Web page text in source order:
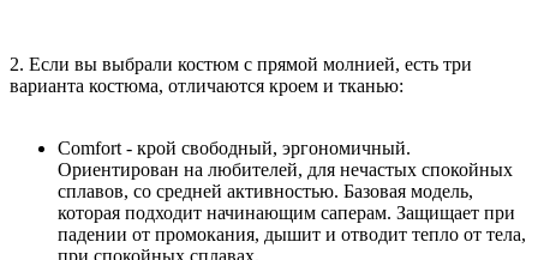
2. Если вы выбрали костюм с прямой молнией, есть три
варианта костюма, отличаются кроем и тканью:
Comfort - крой свободный, эргономичный.
Ориентирован на любителей, для нечастых спокойных
сплавов, со средней активностью. Базовая модель,
которая подходит начинающим саперам. Защищает при
падении от промокания, дышит и отводит тепло от тела,
при спокойных сплавах.